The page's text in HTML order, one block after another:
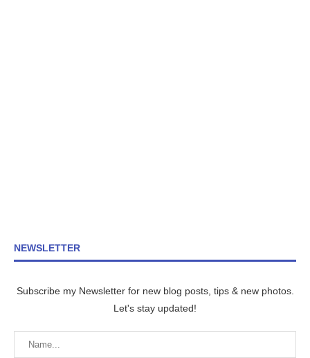
NEWSLETTER
Subscribe my Newsletter for new blog posts, tips & new photos.
Let's stay updated!